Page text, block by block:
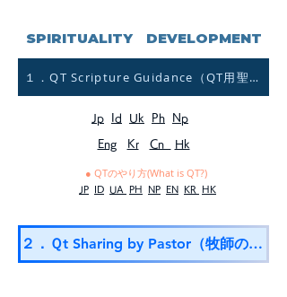
SPIRITUALITY DEVELOPMENT
１．QT Scripture Guidance（QT用聖句案内
Jp Id Uk Ph Np
Eng Kr Cn Hk
● QTのやり方(What is QT?)
JP ID UA PH NP EN KR HK
２．Ｑt Sharing by Pastor（牧師の）Qt）